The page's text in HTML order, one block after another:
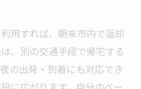
用すれば、朝来市内で返却
、別の交通手段で帰宅する
の出発・到着にも対応でき